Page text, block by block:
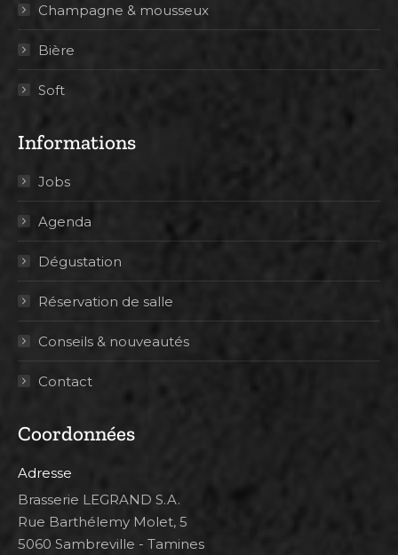
Champagne & mousseux
Bière
Soft
Informations
Jobs
Agenda
Dégustation
Réservation de salle
Conseils & nouveautés
Contact
Coordonnées
Adresse
Brasserie LEGRAND S.A.
Rue Barthélemy Molet, 5
5060 Sambreville - Tamines